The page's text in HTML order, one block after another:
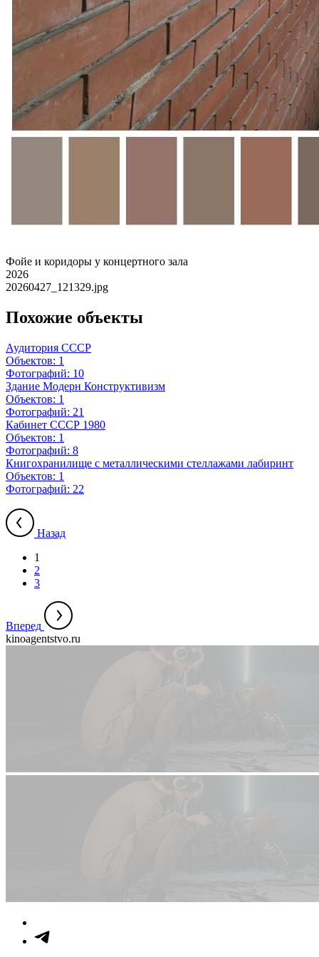
Фойе и коридоры у концертного зала
2026
20260427_121329.jpg
Похожие объекты
Аудитория СССР
Объектов: 1
Фотографий: 10
Здание Модерн Конструктивизм
Объектов: 1
Фотографий: 21
Кабинет СССР 1980
Объектов: 1
Фотографий: 8
Книгохранилище с металлическими стеллажами лабиринт
Объектов: 1
Фотографий: 22
Назад
1
2
3
Вперед
kinoagentstvo.ru